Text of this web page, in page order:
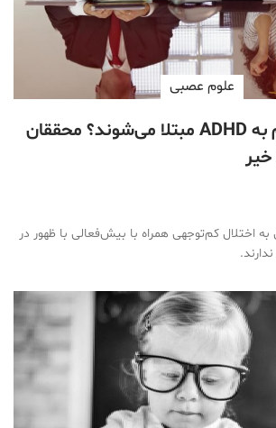
علوم عصبی
آیا بزرگسالان هم به ADHD مبتلا می‌شوند؟ محققان
خیر
به اختلال کم‌توجهی همراه با بیش‌فعالی با ظهور در